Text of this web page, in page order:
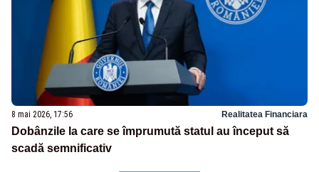
8 mai 2026, 17:56 Realitatea Financiara
Dobânzile la care se împrumută statul au început să
scadă semnificativ